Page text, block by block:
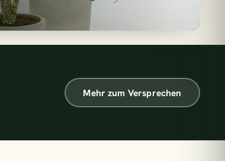
Mehr zum Versprechen